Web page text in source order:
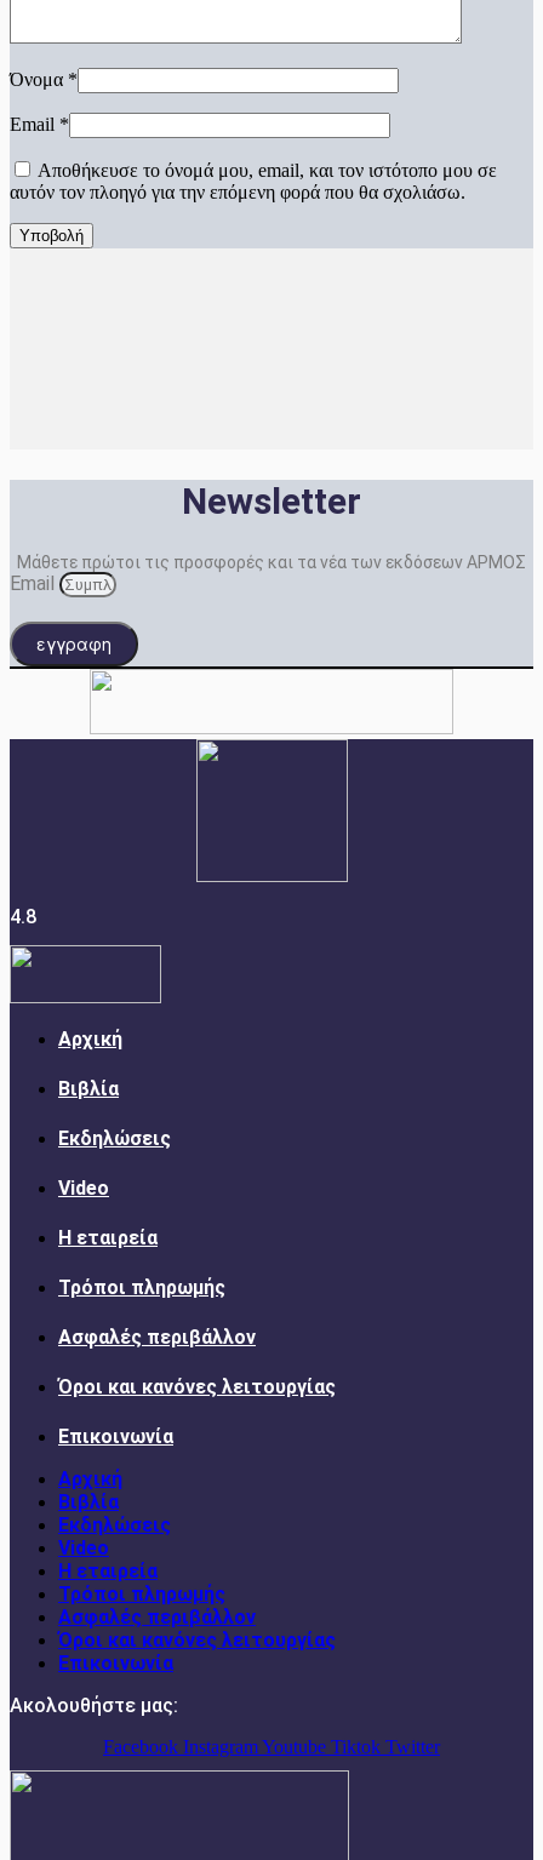
Όνομα *
Email *
Αποθήκευσε το όνομά μου, email, και τον ιστότοπο μου σε
αυτόν τον πλοηγό για την επόμενη φορά που θα σχολιάσω.
Newsletter
Μάθετε πρώτοι τις προσφορές και τα νέα των εκδόσεων ΑΡΜΟΣ
Email
εγγραφη
4.8
Αρχική
Βιβλία
Εκδηλώσεις
Video
Η εταιρεία
Τρόποι πληρωμής
Ασφαλές περιβάλλον
Όροι και κανόνες λειτουργίας
Επικοινωνία
Αρχική
Βιβλία
Εκδηλώσεις
Video
Η εταιρεία
Τρόποι πληρωμής
Ασφαλές περιβάλλον
Όροι και κανόνες λειτουργίας
Επικοινωνία
Ακολουθήστε μας:
Facebook InstagramYoutube Tiktok Twitter